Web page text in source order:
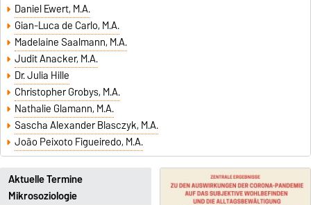
Daniel Ewert, M.A.
Gian-Luca de Carlo, M.A.
Madelaine Saalmann, M.A.
Judit Anacker, M.A.
Dr. Julia Hille
Christopher Grobys, M.A.
Nathalie Glamann, M.A.
Sascha Alexander Blasczyk, M.A.
João Peixoto Figueiredo, M.A.
Aktuelle Termine
Mikrosoziologie